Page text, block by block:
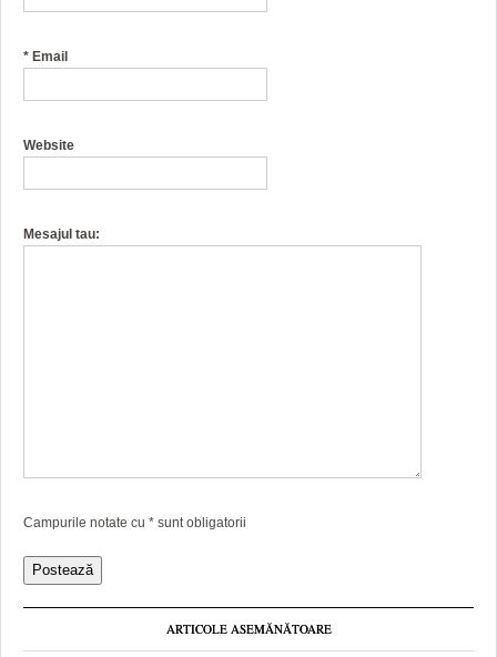
* Email
Website
Mesajul tau:
Campurile notate cu * sunt obligatorii
ARTICOLE ASEMĂNĂTOARE